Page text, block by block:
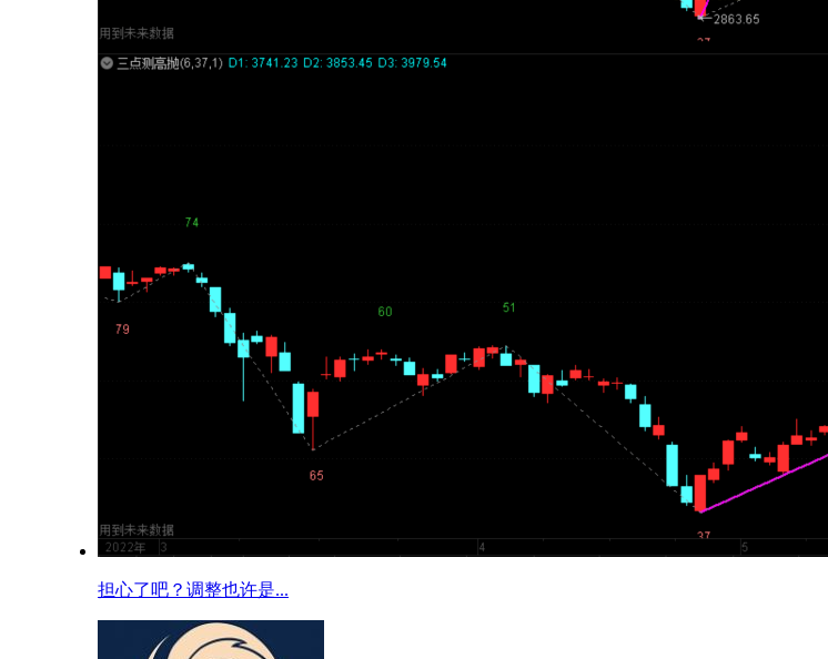
担心了吧？调整也许是...